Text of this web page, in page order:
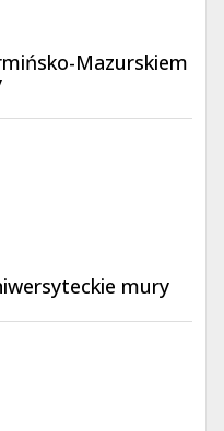
Mazurskiem
mury